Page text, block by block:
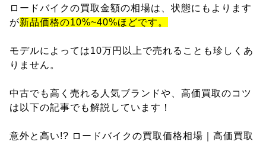
ロードバイクの買取金額の相場は、状態にもよります
が新品価格の10%~40%ほどです。
モデルによっては10万円以上で売れることも珍しくあ
りません。
中古でも高く売れる人気ブランドや、高価買取のコツ
は以下の記事でも解説しています！
意外と高い!? ロードバイクの買取価格相場｜高価買取